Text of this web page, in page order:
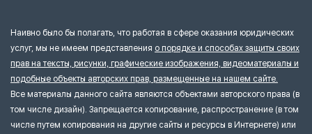
Наивно было бы полагать, что работая в сфере оказания юридических
услуг, мы не имеем представления о порядке и способах защиты своих
прав на тексты, рисунки, графические изображения, видеоматериалы и
подобные объекты авторских прав, размещенные на нашем сайте.
Все материалы данного сайта являются объектами авторского права (в
том числе дизайн). Запрещается копирование, распространение (в том
числе путем копирования на другие сайты и ресурсы в Интернете) или